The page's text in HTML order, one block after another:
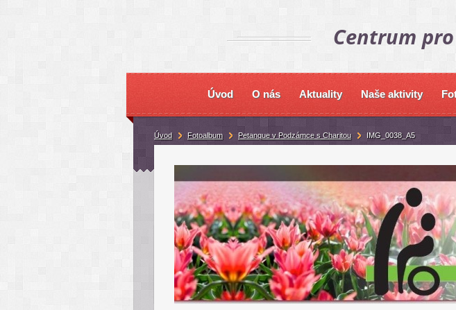
Centrum
Úvod O nás Aktuality Naše aktivity
Úvod Fotoalbum Petanque v Podzámce s Charitou IMG_0038_A5